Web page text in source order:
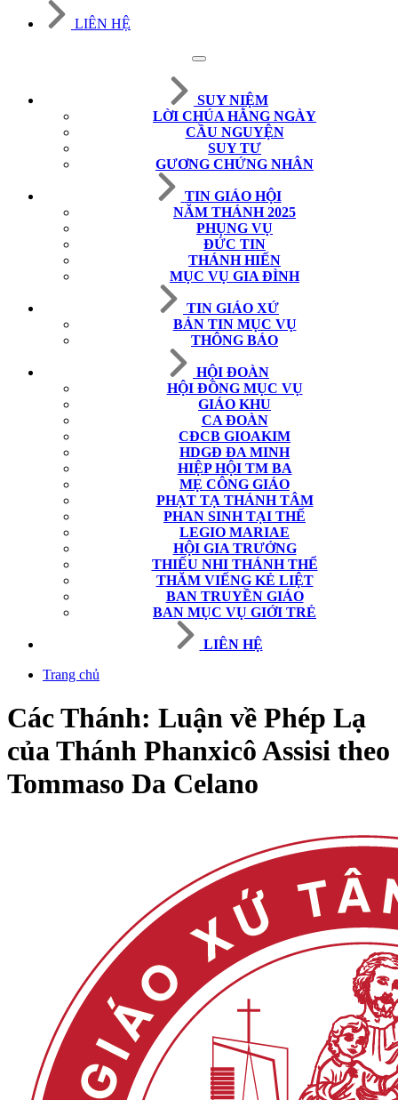
LIÊN HỆ
SUY NIỆM
LỜI CHÚA HẰNG NGÀY
CẦU NGUYỆN
SUY TƯ
GƯƠNG CHỨNG NHÂN
TIN GIÁO HỘI
NĂM THÁNH 2025
PHỤNG VỤ
ĐỨC TIN
THÁNH HIẾN
MỤC VỤ GIA ĐÌNH
TIN GIÁO XỨ
BẢN TIN MỤC VỤ
THÔNG BÁO
HỘI ĐOÀN
HỘI ĐỒNG MỤC VỤ
GIÁO KHU
CA ĐOÀN
CĐCB GIOAKIM
HDGĐ ĐA MINH
HIỆP HỘI TM BA
MẸ CÔNG GIÁO
PHẠT TẠ THÁNH TÂM
PHAN SINH TẠI THẾ
LEGIO MARIAE
HỘI GIA TRƯỞNG
THIẾU NHI THÁNH THỂ
THĂM VIẾNG KẺ LIỆT
BAN TRUYỀN GIÁO
BAN MỤC VỤ GIỚI TRẺ
LIÊN HỆ
Trang chủ
Các Thánh: Luận về Phép Lạ
của Thánh Phanxicô Assisi theo
Tommaso Da Celano